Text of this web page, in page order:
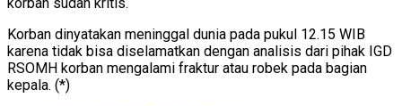
Korban dinyatakan meninggal dunia pada pukul 12.15 WIB
karena tidak bisa diselamatkan dengan analisis dari pihak IGD
RSOMH korban mengalami fraktur atau robek pada bagian
kepala. (*)